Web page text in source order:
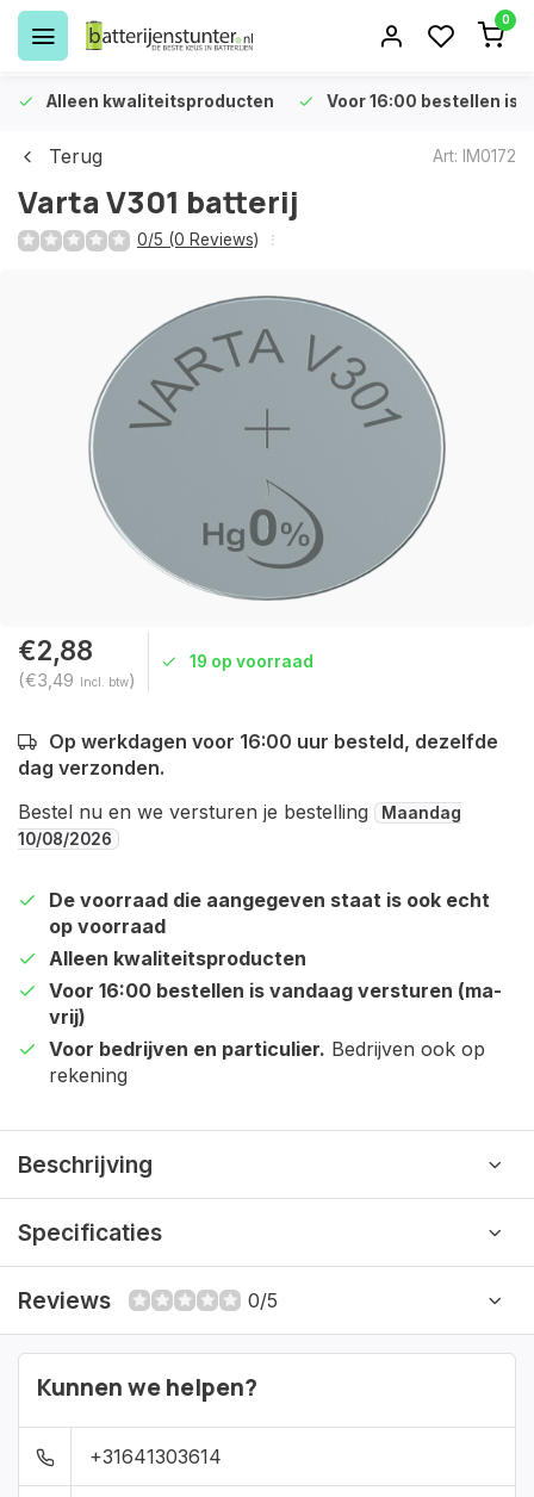
0
Alleen kwaliteitsproducten Voor 16:00 bestellen is
Terug Art: IM0172
Varta V301 batterij
0/5 (0 Reviews)
€2,88
(€3,49 Incl. btw)
19 op voorraad
Op werkdagen voor 16:00 uur besteld, dezelfde
dag verzonden.
Bestel nu en we versturen je bestelling
Maandag
10/08/2026
De voorraad die aangegeven staat is ook echt
op voorraad
Alleen kwaliteitsproducten
Voor 16:00 bestellen is vandaag versturen (ma-
vrij)
Voor bedrijven en particulier. Bedrijven ook op
rekening
Beschrijving
Specificaties
Reviews 0/5
Kunnen we helpen?
+31641303614